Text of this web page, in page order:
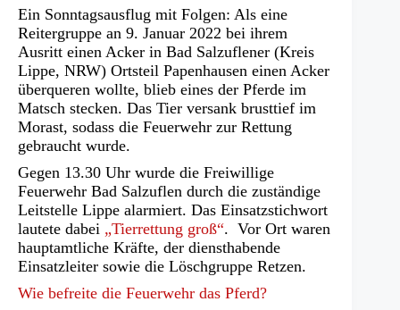
Ein Sonntagsausflug mit Folgen: Als eine
Reitergruppe an 9. Januar 2022 bei ihrem
Ausritt einen Acker in Bad Salzuflener (Kreis
Lippe, NRW) Ortsteil Papenhausen einen Acker
überqueren wollte, blieb eines der Pferde im
Matsch stecken. Das Tier versank brusttief im
Morast, sodass die Feuerwehr zur Rettung
gebraucht wurde.
Gegen 13.30 Uhr wurde die Freiwillige
Feuerwehr Bad Salzuflen durch die zuständige
Leitstelle Lippe alarmiert. Das Einsatzstichwort
lautete dabei „Tierrettung groß“. Vor Ort waren
hauptamtliche Kräfte, der diensthabende
Einsatzleiter sowie die Löschgruppe Retzen.
Wie befreite die Feuerwehr das Pferd?